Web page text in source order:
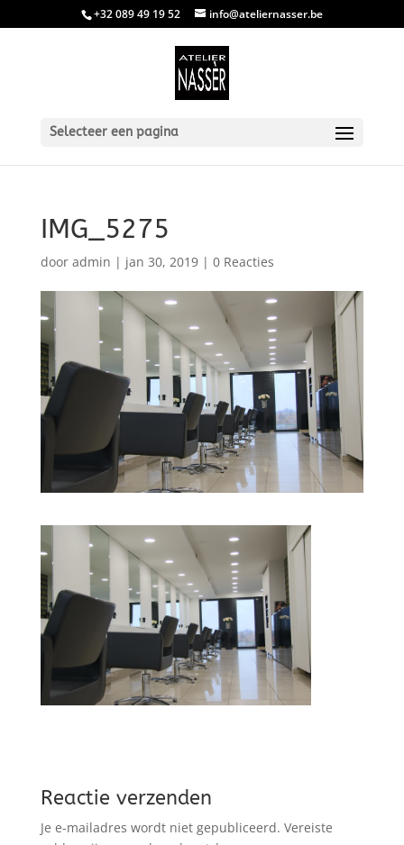
+32 089 49 19 52 info@ateliernasser.be
Selecteer een pagina
IMG_5275
door admin | jan 30, 2019| 0 Reacties
Reactie verzenden
Je e-mailadres wordt niet gepubliceerd. Vereiste